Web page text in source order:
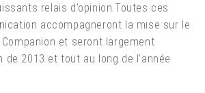
relais d’opinion.Toutes ces
accompagneront la mise sur le
et seront largement
de 2013 et tout au long de l’année